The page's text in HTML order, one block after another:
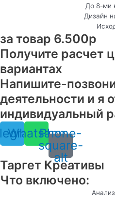
До 8-ми
Дизайн
за товар 6.500р
Получите расчет
вариантах
Напишите-
деятельности и я
индивидуальный
Whatsapp
Phone-
square-
alt
Таргет Креативы
Что включено: